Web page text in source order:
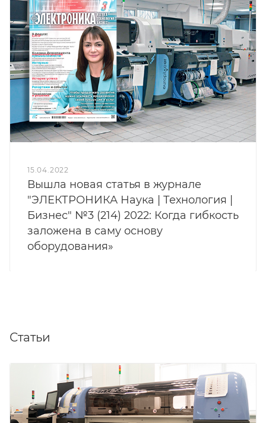
15.04.2022
Вышла новая статья в журнале
"ЭЛЕКТРОНИКА Наука | Технология |
Бизнес" №3 (214) 2022: Когда гибкость
заложена в саму основу
оборудования»
Статьи